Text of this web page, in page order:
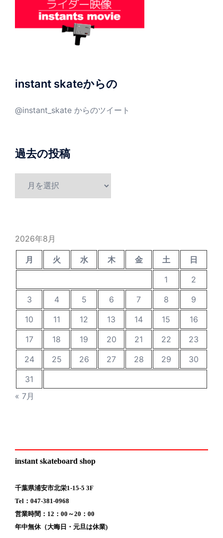
instant skateからの
@instant_skate からのツイート
過去の投稿
2026年8月
月 火 水 木 金 土
日
1
2
3
4 5 6 7 8
9
10
11 12 13 14 15
16
17
18 19 20 21 22
23
24
25 26 27 28 29
30
31
« 7月
instant skateboard shop
千葉県浦安市北栄1-15-5 3F
Tel：047-381-0968
営業時間：12：00～20：00
年中無休（大晦日・元旦は休業)